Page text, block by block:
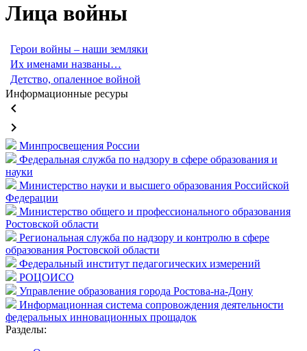
Лица войны
Герои войны – наши земляки
Их именами названы…
Детство, опаленное войной
Информационные ресуры
keyboard_arrow_left
keyboard_arrow_right
Минпросвещения России
Федеральная служба по надзору в сфере образования и
науки
Министерство науки и высшего образования Российской
Федерации
Министерство общего и профессионального образования
Ростовской области
Региональная служба по надзору и контролю в сфере
образования Ростовской области
Федеральный институт педагогических измерений
РОЦОИСО
Управление образования города Ростова-на-Дону
Информационная система сопровождения деятельности
федеральных инновационных прощадок
Разделы: